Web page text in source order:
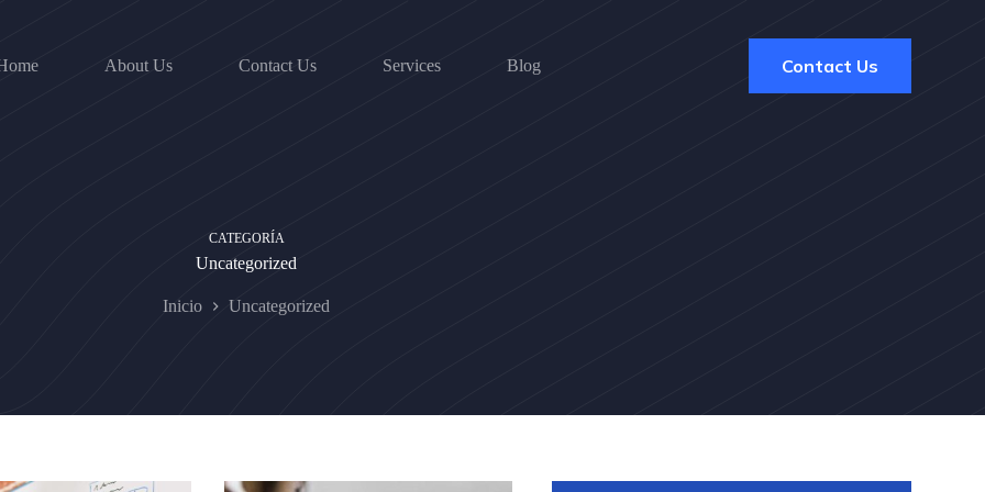
About Us Contact Us Services Blog Contact Us
CATEGORÍA
Uncategorized
Inicio Uncategorized